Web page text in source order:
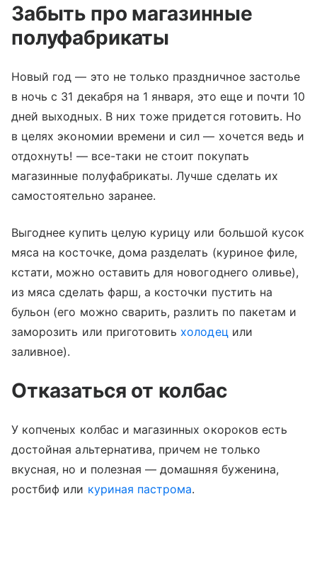
Забыть про магазинные
полуфабрикаты
Новый год — это не только праздничное застолье
в ночь с 31 декабря на 1 января, это еще и почти 10
дней выходных. В них тоже придется готовить. Но
в целях экономии времени и сил — хочется ведь и
отдохнуть! — все-таки не стоит покупать
магазинные полуфабрикаты. Лучше сделать их
самостоятельно заранее.
Выгоднее купить целую курицу или большой кусок
мяса на косточке, дома разделать (куриное филе,
кстати, можно оставить для новогоднего оливье),
из мяса сделать фарш, а косточки пустить на
бульон (его можно сварить, разлить по пакетам и
заморозить или приготовить холодец или
заливное).
Отказаться от колбас
У копченых колбас и магазинных окороков есть
достойная альтернатива, причем не только
вкусная, но и полезная — домашняя буженина,
ростбиф или куриная пастрома.